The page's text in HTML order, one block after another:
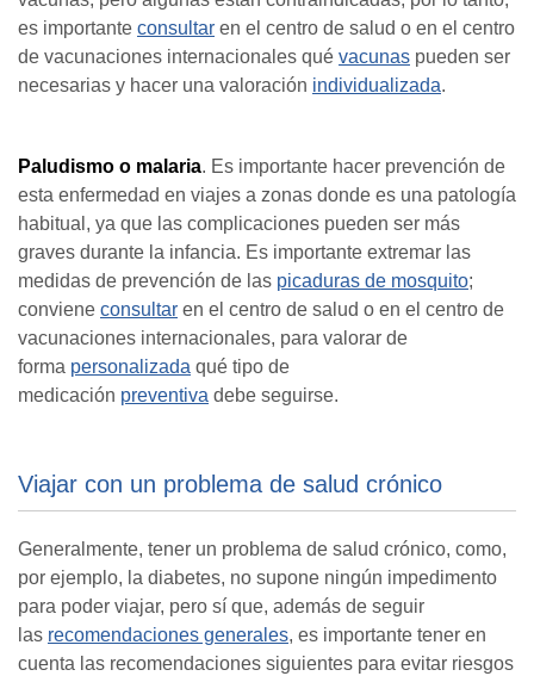
es importante consultar en el centro de salud o en el centro
de vacunaciones internacionales qué vacunas pueden ser
necesarias y hacer una valoración individualizada.
Paludismo o malaria. Es importante hacer prevención de
esta enfermedad en viajes a zonas donde es una patología
habitual, ya que las complicaciones pueden ser más
graves durante la infancia. Es importante extremar las
medidas de prevención de las picaduras de mosquito;
conviene consultar en el centro de salud o en el centro de
vacunaciones internacionales, para valorar de
forma personalizada qué tipo de
medicación preventiva debe seguirse.
Viajar con un problema de salud crónico
Generalmente, tener un problema de salud crónico, como,
por ejemplo, la diabetes, no supone ningún impedimento
para poder viajar, pero sí que, además de seguir
las recomendaciones generales, es importante tener en
cuenta las recomendaciones siguientes para evitar riesgos